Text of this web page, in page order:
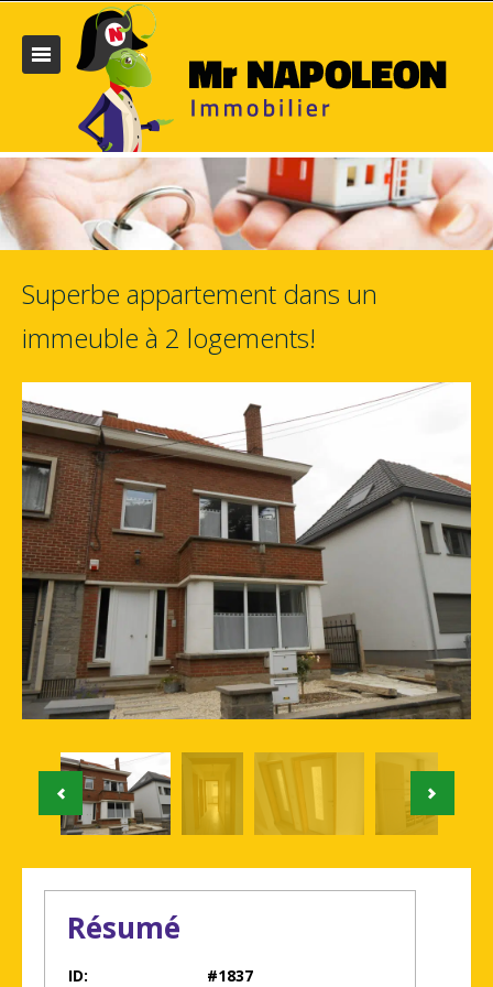
Superbe appartement dans un
immeuble à 2 logements!
Résumé
ID:
#1837